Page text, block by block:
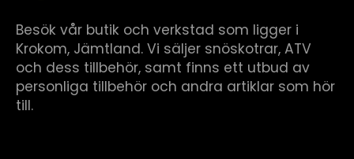
Besök vår butik och verkstad som ligger i
Krokom, Jämtland. Vi säljer snöskotrar, ATV
och dess tillbehör, samt finns ett utbud av
personliga tillbehör och andra artiklar som hör
till.